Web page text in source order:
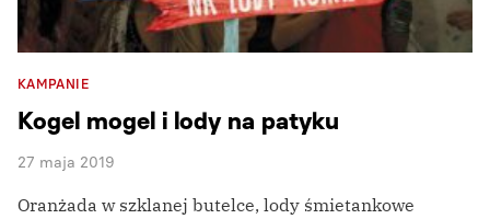
KAMPANIE
Kogel mogel i lody na patyku
27 maja 2019
Oranżada w szklanej butelce, lody śmietankowe